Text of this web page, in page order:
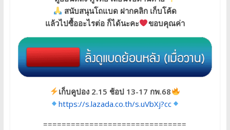
สนับสนุนโถแบด ฝากคลิก เก็บโค้ด
แล้วไปซื้ออะไรต่อ ก็ได้นะคะ
ขอบคุณค่า
เก็บคูปอง 2.15 ช้อป 13-17 กพ.68
https://s.lazada.co.th/s.uVbXj?cc
===============================